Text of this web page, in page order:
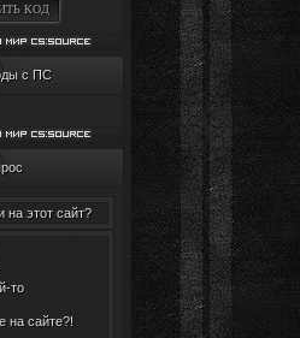
КОД
с ПС
на этот сайт?
то
на сайте?!